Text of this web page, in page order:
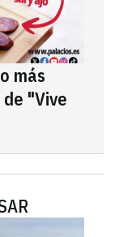
más
"Vive